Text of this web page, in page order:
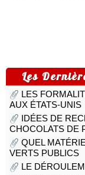
Les
LES
AUX ÉTATS-UNIS
IDÉES DE
CHOCOLATS DE
QUEL
VERTS PUBLICS
LE